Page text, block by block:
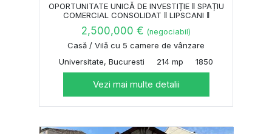
OPORTUNITATE UNICĂ DE INVESTIȚIE ‖ SPAȚIU
COMERCIAL CONSOLIDAT ‖ LIPSCANI ‖
2,500,000 € (negociabil)
Casă / Vilă cu 5 camere de vânzare
Universitate, Bucuresti
214 mp 1850
Vezi mai multe detalii